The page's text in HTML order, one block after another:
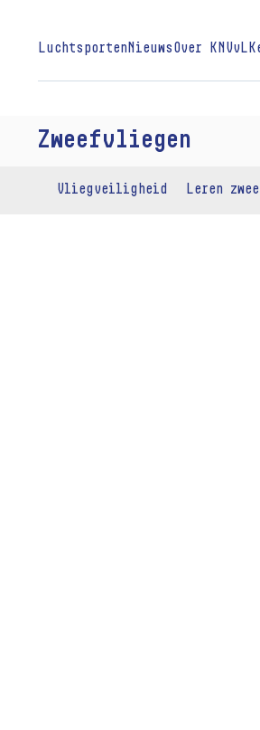
Luchtsporten Nieuws Over KNVvL
Zweefvliegen
Vliegveiligheid Leren